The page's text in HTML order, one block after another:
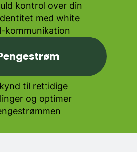
kontrol over din
med white
kommunikation
til rettidige
og optimer